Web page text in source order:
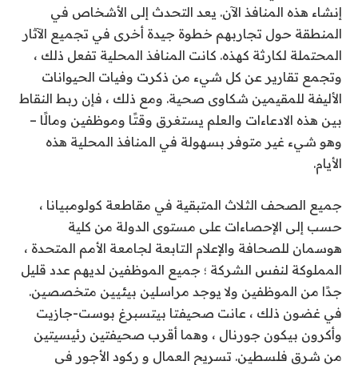
إنشاء هذه المنافذ الآن. يعد التحدث إلى الأشخاص في
المنطقة حول تجاربهم خطوة جيدة أخرى في تجميع الآثار
المحتملة لكارثة كهذه. كانت المنافذ المحلية تفعل ذلك ،
وتجمع تقارير عن كل شيء من ذكرت وفيات الحيوانات
الأليفة للمقيمين شكاوى صحية. ومع ذلك ، فإن ربط النقاط
بين هذه الادعاءات والعلم يستغرق وقتًا وموظفين ومالًا –
وهو شيء غير متوفر بسهولة في المنافذ المحلية هذه
الأيام.
جميع الصحف الثلاث المتبقية في مقاطعة كولومبيانا ،
حسب إلى الإحصاءات على مستوى الدولة من كلية
هوسمان للصحافة والإعلام التابعة لجامعة الأمم المتحدة ،
المملوكة لنفس الشركة ؛ جميع الموظفين لديهم عدد قليل
جدًا من الموظفين ولا يوجد مراسلين بيئيين متخصصين.
في غضون ذلك ، عانت صحيفتا بيتسبرغ بوست-جازيت
وأكرون بيكون جورنال ، وهما أقرب صحيفتين رئيسيتين
من شرق فلسطين. تسريح العمال و ركود الأجور فى